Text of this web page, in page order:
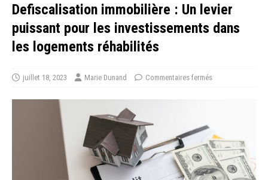
Defiscalisation immobilière : Un levier
puissant pour les investissements dans
les logements réhabilités
juillet 18, 2023 Marie Dunand Commentaires fermés